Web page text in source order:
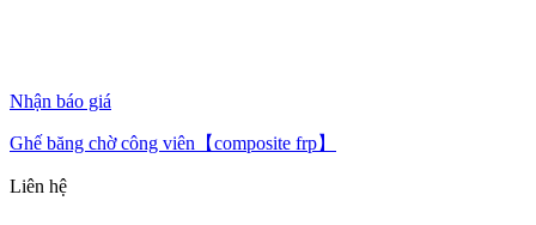
Nhận báo giá
Ghế băng chờ công viên【composite frp】
Liên hệ